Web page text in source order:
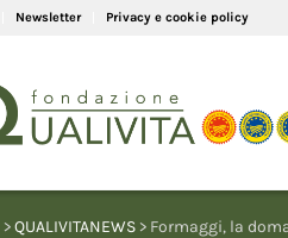
Newsletter Privacy e cookie policy
>QUALIVITANEWS > Formaggi, la